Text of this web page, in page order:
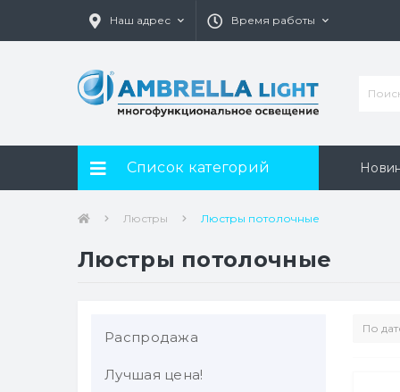
Наш адрес Время работы
Список категорий
Люстры Люстры потолочные
Люстры потолочные
Распродажа
Лучшая цена!